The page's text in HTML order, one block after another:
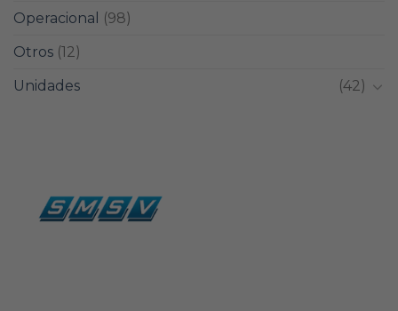
Operacional
(98)
Otros (12)
Unidades
(42)